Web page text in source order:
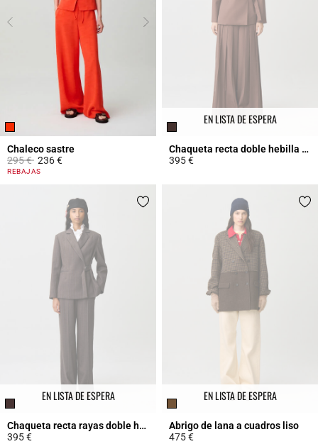
Chaleco sastre
Price reduced from
295 €to236 €
5 out of 5 Customer Rating
REBAJAS
EN LISTA DE ESPERA
Chaqueta recta doble hebilla plata
395 €
EN LISTA DE ESPERA
Chaqueta recta rayas doble hebilla
395 €
EN LISTA DE ESPERA
Abrigo de lana a cuadros liso
475 €